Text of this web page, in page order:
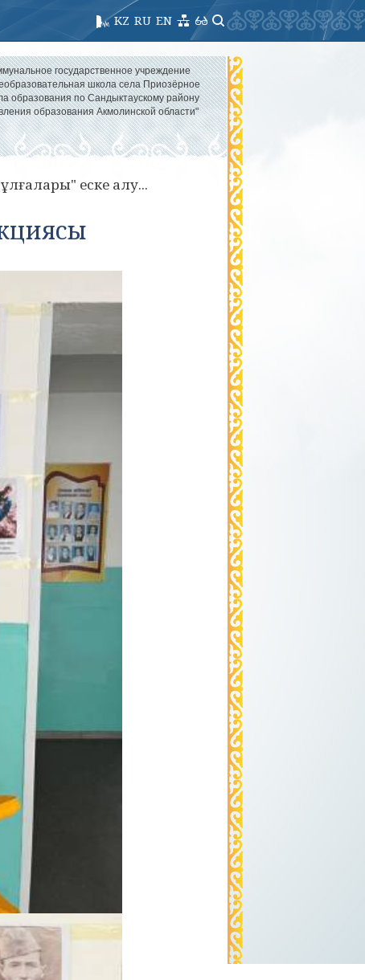
EN
RU
KZ
государственное учреждение
школа села Приозёрное
образования по Сандыктаускому району
образования Акмолинской области"
еске алу...